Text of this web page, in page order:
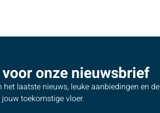
onze nieuwsbrief
laatste nieuws, leuke aanbiedingen en de
toekomstige vloer.